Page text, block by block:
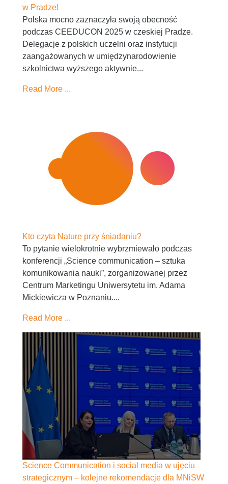
w Pradze!
Polska mocno zaznaczyła swoją obecność
podczas CEEDUCON 2025 w czeskiej Pradze.
Delegacje z polskich uczelni oraz instytucji
zaangażowanych w umiędzynarodowienie
szkolnictwa wyższego aktywnie...
Read More ...
Kto czyta Nature przy śniadaniu?
To pytanie wielokrotnie wybrzmiewało podczas
konferencji „Science communication – sztuka
komunikowania nauki”, zorganizowanej przez
Centrum Marketingu Uniwersytetu im. Adama
Mickiewicza w Poznaniu....
Read More ...
Science Communication i social media w ujęciu
strategicznym – kolejne rekomendacje dla MNiSW